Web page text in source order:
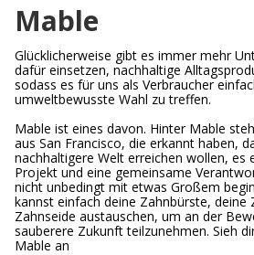
Mable
Glücklicherweise gibt es immer mehr
dafür einsetzen, nachhaltige
sodass es für uns als Verbraucher
umweltbewusste Wahl zu treffen.
Mable ist eines davon. Hinter Mable
aus San Francisco, die erkannt haben,
nachhaltigere Welt erreichen wollen, es
Projekt und eine gemeinsame
nicht unbedingt mit etwas Großem
kannst einfach deine Zahnbürste, deine
Zahnseide austauschen, um an der
sauberere Zukunft teilzunehmen. Sieh
Mable an